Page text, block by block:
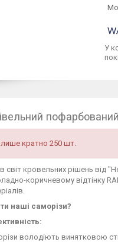
У
кратно 250 шт.
світ кровельних рішень від
коричневому відтінку
наші саморізи?
володіють винятковою